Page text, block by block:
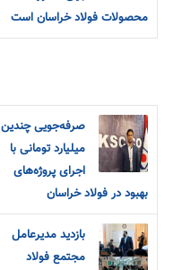
محصولات فولاد خراسان است
صرفه‌جویی چندین
میلیارد تومانی با
اجرای پروژه‌های
بهبود در فولاد خراسان
بازدید مدیرعامل
مجتمع فولاد